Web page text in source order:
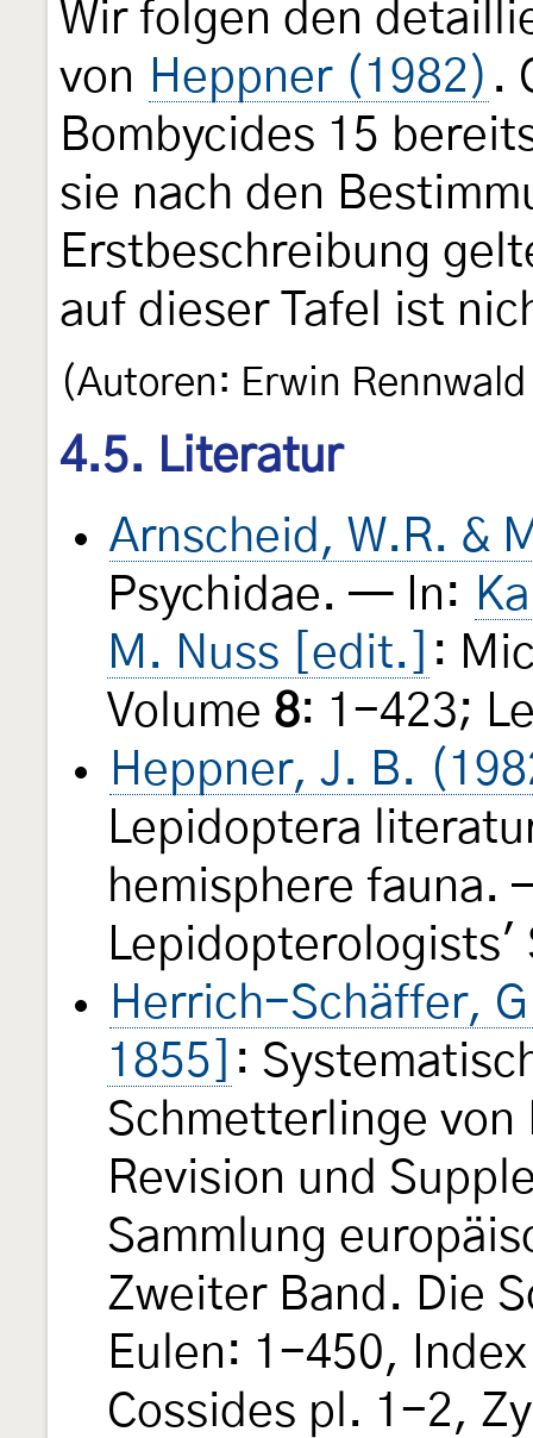
Wir folgen den
von Heppner (1982) .
Bombycides 15
sie nach den
Erstbeschreibung
auf dieser Tafel ist
(Autoren: Erwin
4.5. Literatur
Arnscheid, W.R. &
Psychidae. — In:
M. Nuss [edit.]
:
Volume 8: 1-423;
Heppner, J. B.
Lepidoptera
hemisphere fauna.
Herrich-Schäffer,
1855]
:
Schmetterlinge von
Revision und
Sammlung
Zweiter Band. Die
Eulen: 1-450,
Cossides pl. 1-2,